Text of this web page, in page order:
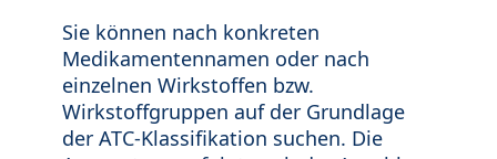
Sie können nach konkreten
Medikamentennamen oder nach
einzelnen Wirkstoffen bzw.
Wirkstoffgruppen auf der Grundlage
der ATC-Klassifikation suchen. Die